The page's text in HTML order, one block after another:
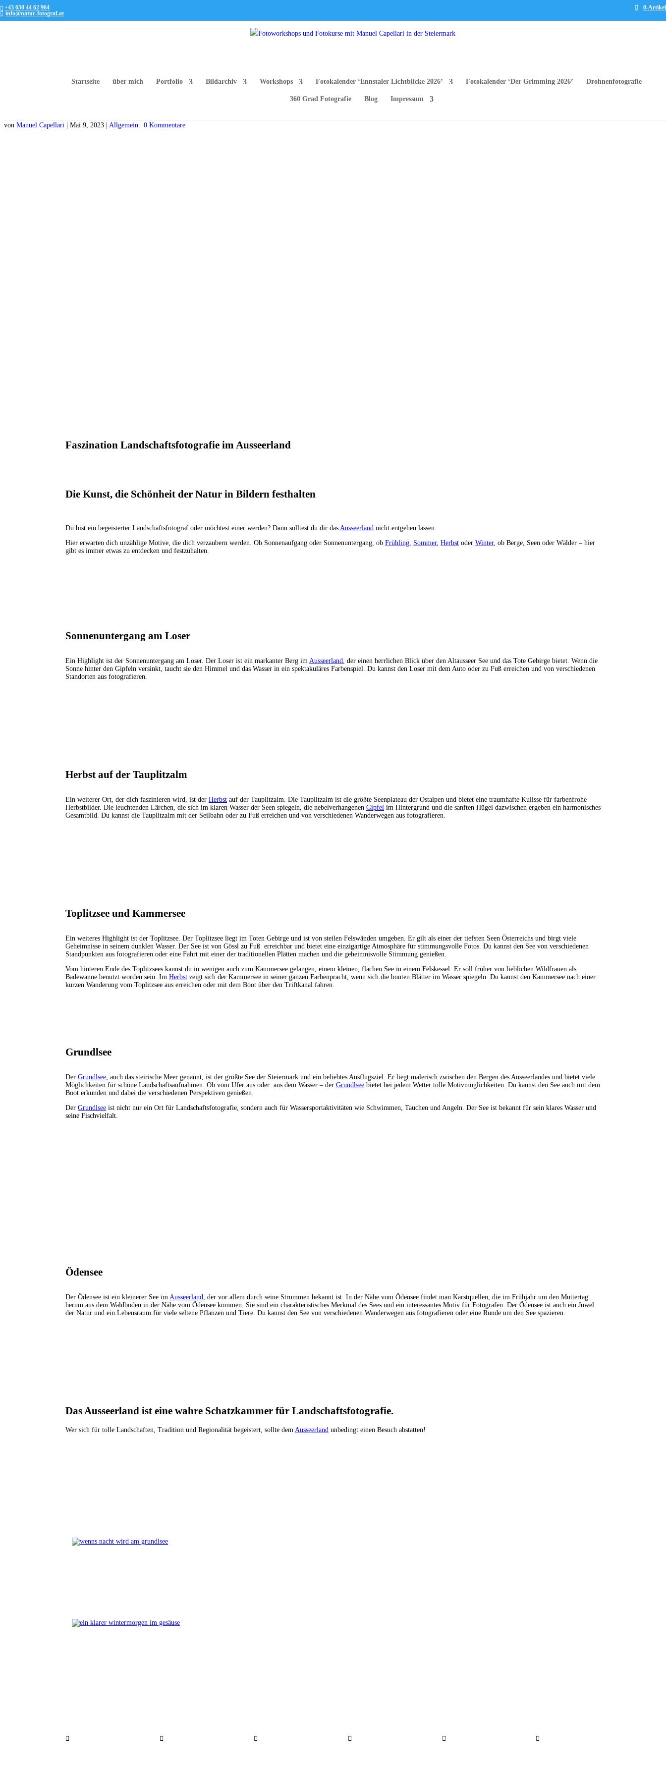
+43 650 44 62 964
info@natur-fotograf.at
0-Artikel
Startseite über mich Portfolio Bildarchiv Workshops Fotokalender ‘Ennstaler Lichtblicke 2026’ Fotokalender ‘Der Grimming 2026’ Drohnenfotografie
360 Grad Fotografie Blog Impressum
von Manuel Capellari Mai 9, 2023 Allgemein 0 Kommentare
Faszination Landschaftsfotografie im Ausseerland
Die Kunst, die Schönheit der Natur in Bildern festhalten
Du bist ein begeisterter Landschaftsfotograf oder möchtest einer werden? Dann solltest du dir das Ausseerland nicht entgehen lassen.
Hier erwarten dich unzählige Motive, die dich verzaubern werden. Ob Sonnenaufgang oder Sonnenuntergang, ob Frühling, Sommer, Herbst oder Winter, ob Berge, Seen oder Wälder – hier
gibt es immer etwas zu entdecken und festzuhalten.
Sonnenuntergang am Loser
Ein Highlight ist der Sonnenuntergang am Loser. Der Loser ist ein markanter Berg im Ausseerland, der einen herrlichen Blick über den Altausseer See und das Tote Gebirge bietet. Wenn die
Sonne hinter den Gipfeln versinkt, taucht sie den Himmel und das Wasser in ein spektakuläres Farbenspiel. Du kannst den Loser mit dem Auto oder zu Fuß erreichen und von verschiedenen
Standorten aus fotografieren.
Herbst auf der Tauplitzalm
Ein weiterer Ort, der dich faszinieren wird, ist der Herbst auf der Tauplitzalm. Die Tauplitzalm ist die größte Seenplateau der Ostalpen und bietet eine traumhafte Kulisse für farbenfrohe
Herbstbilder. Die leuchtenden Lärchen, die sich im klaren Wasser der Seen spiegeln, die nebelverhangenen Gipfel im Hintergrund und die sanften Hügel dazwischen ergeben ein harmonisches
Gesamtbild. Du kannst die Tauplitzalm mit der Seilbahn oder zu Fuß erreichen und von verschiedenen Wanderwegen aus fotografieren.
Toplitzsee und Kammersee
Ein weiteres Highlight ist der Toplitzsee. Der Toplitzsee liegt im Toten Gebirge und ist von steilen Felswänden umgeben. Er gilt als einer der tiefsten Seen Österreichs und birgt viele
Geheimnisse in seinem dunklen Wasser. Der See ist von Gössl zu Fuß erreichbar und bietet eine einzigartige Atmosphäre für stimmungsvolle Fotos. Du kannst den See von verschiedenen
Standpunkten aus fotografieren oder eine Fahrt mit einer der traditionellen Plätten machen und die geheimnisvolle Stimmung genießen.
Vom hinteren Ende des Toplitzsees kannst du in wenigen auch zum Kammersee gelangen, einem kleinen, flachen See in einem Felskessel. Er soll früher von lieblichen Wildfrauen als
Badewanne benutzt worden sein. Im Herbst zeigt sich der Kammersee in seiner ganzen Farbenpracht, wenn sich die bunten Blätter im Wasser spiegeln. Du kannst den Kammersee nach einer
kurzen Wanderung vom Toplitzsee aus erreichen oder mit dem Boot über den Triftkanal fahren.
Grundlsee
Der Grundlsee, auch das steirische Meer genannt, ist der größte See der Steiermark und ein beliebtes Ausflugsziel. Er liegt malerisch zwischen den Bergen des Ausseerlandes und bietet viele
Möglichkeiten für schöne Landschaftsaufnahmen. Ob vom Ufer aus oder aus dem Wasser – der Grundlsee bietet bei jedem Wetter tolle Motivmöglichkeiten. Du kannst den See auch mit dem
Boot erkunden und dabei die verschiedenen Perspektiven genießen.
Der Grundlsee ist nicht nur ein Ort für Landschaftsfotografie, sondern auch für Wassersportaktivitäten wie Schwimmen, Tauchen und Angeln. Der See ist bekannt für sein klares Wasser und
seine Fischvielfalt.
Ödensee
Der Ödensee ist ein kleinerer See im Ausseerland
, der vor allem durch seine Strummen bekannt ist. In der Nähe vom Ödensee findet man Karstquellen, die im Frühjahr um den Muttertag
herum aus dem Waldboden in der Nähe vom Ödensee kommen. Sie sind ein charakteristisches Merkmal des Sees und ein interessantes Motiv für Fotografen. Der Ödensee ist auch ein Juwel
der Natur und ein Lebensraum für viele seltene Pflanzen und Tiere. Du kannst den See von verschiedenen Wanderwegen aus fotografieren oder eine Runde um den See spazieren.
Das Ausseerland ist eine wahre Schatzkammer für Landschaftsfotografie.
Wer sich für tolle Landschaften, Tradition und Regionalität begeistert, sollte dem Ausseerland unbedingt einen Besuch abstatten!